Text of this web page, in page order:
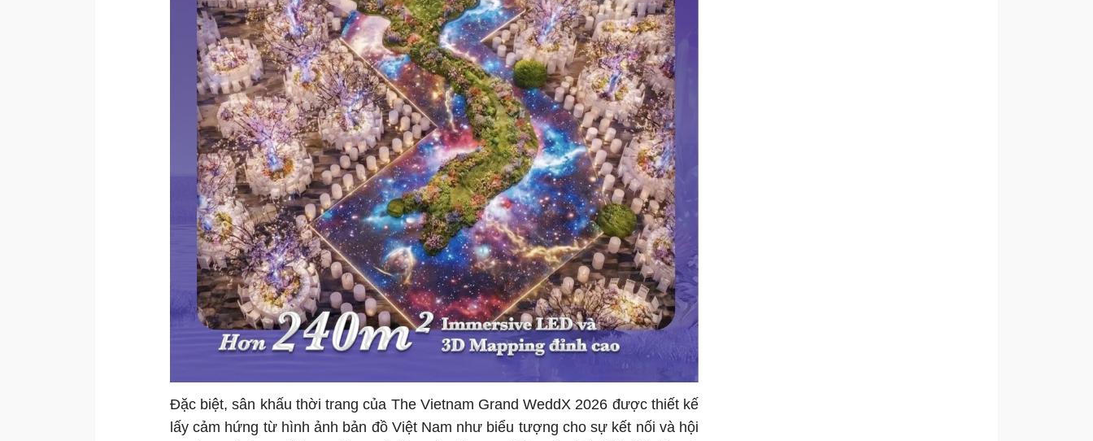
Đặc biệt, sân khấu thời trang của The Vietnam Grand WeddX 2026 được thiết kế
lấy cảm hứng từ hình ảnh bản đồ Việt Nam như biểu tượng cho sự kết nối và hội